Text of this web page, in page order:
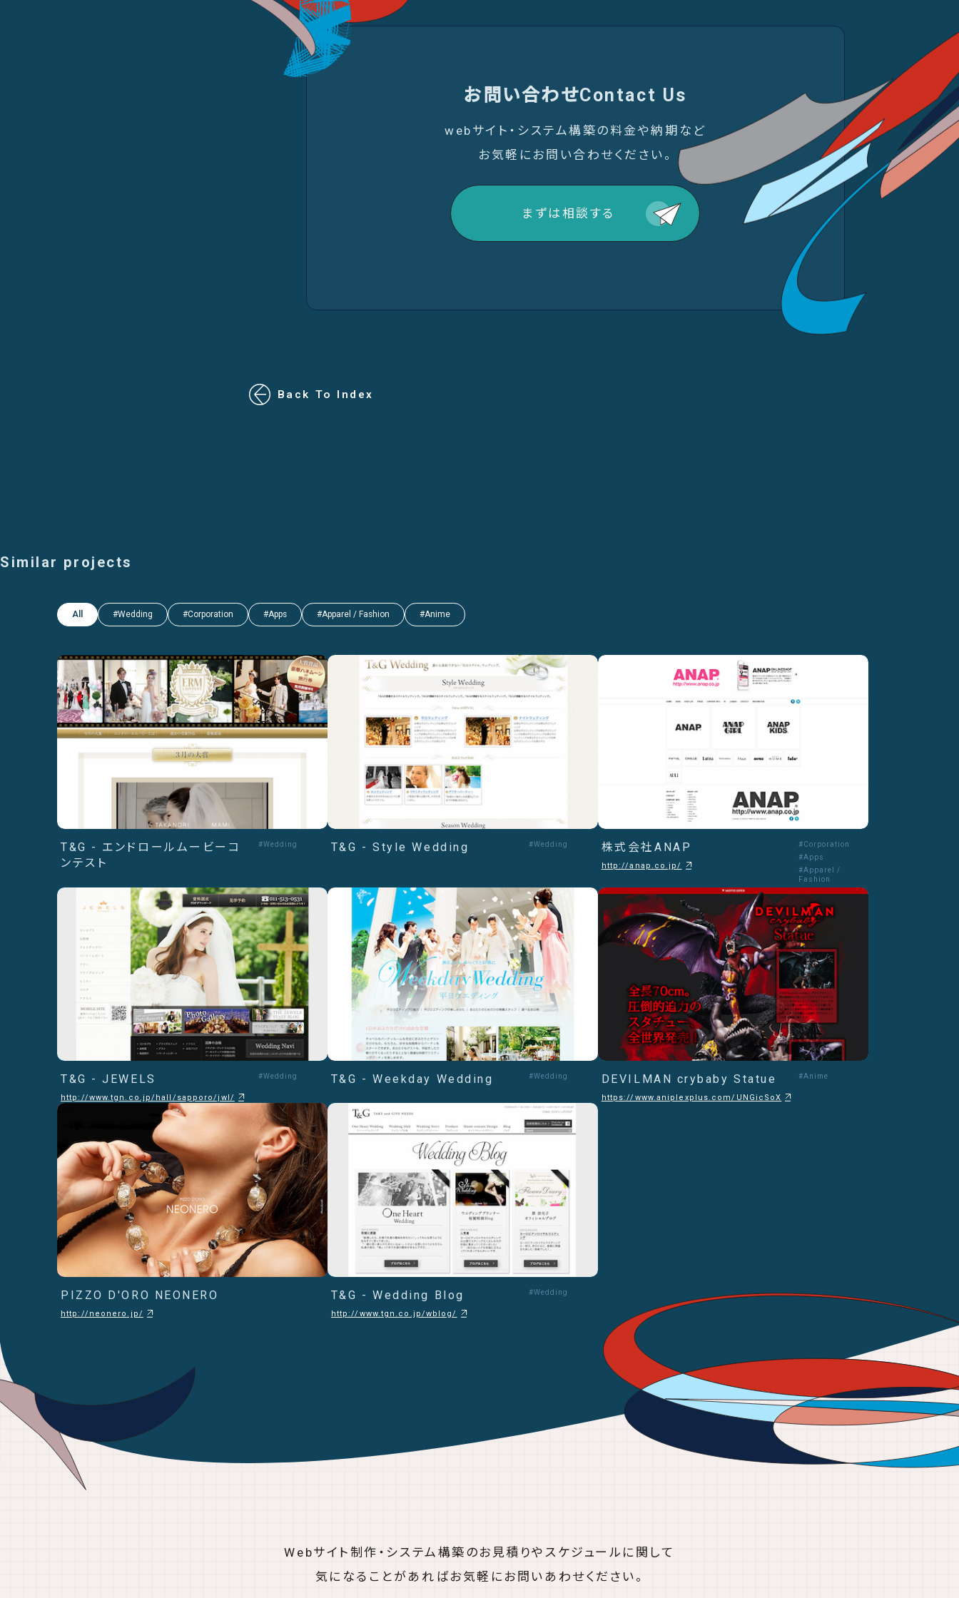
お問い合わせContact Us
webサイト・システム構築の料金や納期など
お気軽にお問い合わせください。
まずは相談する
Back To Index
Similar projects
All #Wedding #Corporation #Apps #Apparel / Fashion #Anime
T&G - エンドロールムービーコ
ンテスト
#Wedding T&G - Style Wedding #Wedding 株式会社ANAP
http://anap.co.jp/
#Corporation
#Apps
#Apparel /
Fashion
T&G - JEWELS
http://www.tgn.co.jp/hall/sapporo/jwl/
#Wedding T&G - Weekday Wedding #Wedding DEVILMAN crybaby Statue
https://www.aniplexplus.com/UNGicSoX
#Anime
PIZZO D'ORO NEONERO
http://neonero.jp/
T&G - Wedding Blog
http://www.tgn.co.jp/wblog/
#Wedding
Webサイト制作・システム構築の お見積りやスケジュールに関して
気になることがあればお気軽にお問いあわせください。